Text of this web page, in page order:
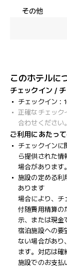
その他
このホテルに
チェックイン /
チェックイン :
正確なチェック
合わせください。
ご利用にあたっ
チェックインに
ら提供された
場合があります。
施設の定める利
あります
場合により、チ
付随費用精算の
示、または現金
宿泊施設への要
ない場合があり
ます。対応は確
施設でのお支払